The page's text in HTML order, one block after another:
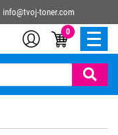
info@tvoj-toner.com
0